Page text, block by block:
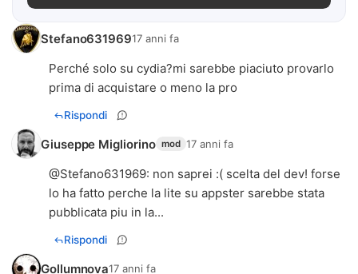
Stefano63196917 anni fa
Perché solo su cydia?mi sarebbe piaciuto provarlo
prima di acquistare o meno la pro
Rispondi
Giuseppe Migliorino mod 17 anni fa
@Stefano631969: non saprei :( scelta del dev! forse
lo ha fatto perche la lite su appster sarebbe stata
pubblicata piu in la...
Rispondi
Gollumnova17 anni fa